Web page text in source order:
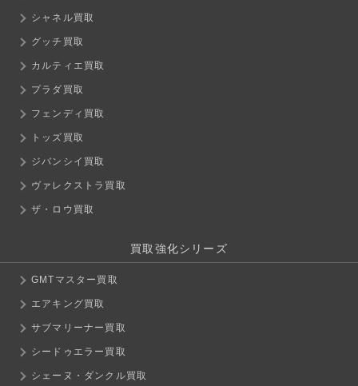
シャネル買取
グッチ買取
カルティエ買取
プラダ買取
フェンディ買取
トッズ買取
ジバンシイ買取
ヴァレクストラ買取
ザ・ロウ買取
買取強化シリーズ
GMTマスター買取
エアキング買取
サブマリーナー買取
シードゥエラー買取
シェーヌ・ダンクル買取